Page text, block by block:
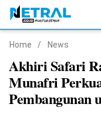
Nasional
Pemerintahan
Home / News
Akhiri Safari
Munafri
Pembangunan